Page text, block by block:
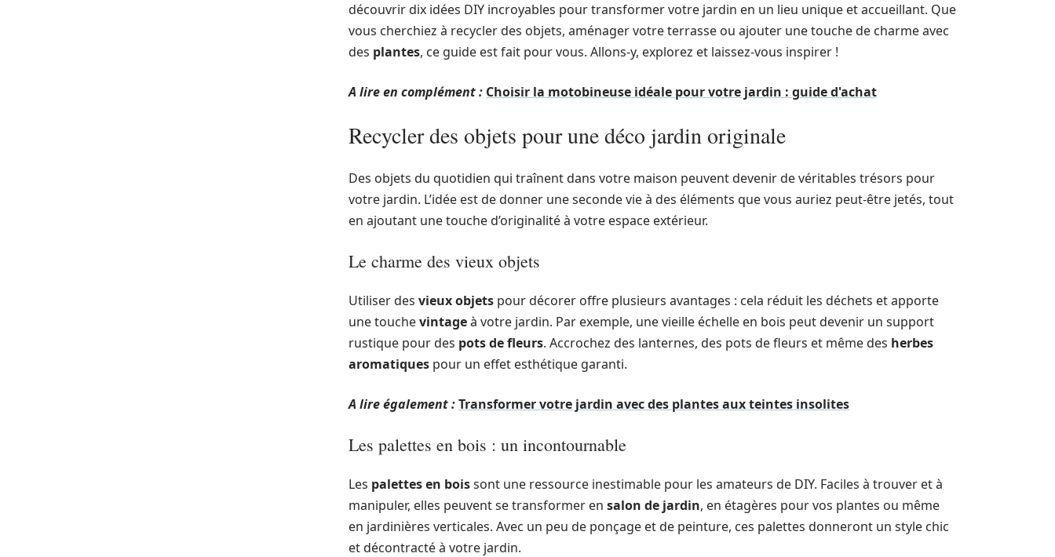
découvrir dix idées DIY incroyables pour transformer votre jardin en un lieu unique et accueillant. Que
vous cherchiez à recycler des objets, aménager votre terrasse ou ajouter une touche de charme avec
des plantes, ce guide est fait pour vous. Allons-y, explorez et laissez-vous inspirer !
A lire en complément : Choisir la motobineuse idéale pour votre jardin : guide d'achat
Recycler des objets pour une déco jardin originale
Des objets du quotidien qui traînent dans votre maison peuvent devenir de véritables trésors pour
votre jardin. L’idée est de donner une seconde vie à des éléments que vous auriez peut-être jetés, tout
en ajoutant une touche d’originalité à votre espace extérieur.
Le charme des vieux objets
Utiliser des vieux objets pour décorer offre plusieurs avantages : cela réduit les déchets et apporte
une touchevintageà votre jardin. Par exemple, une vieille échelle en bois peut devenir un support
rustique pour des pots de fleurs. Accrochez des lanternes, des pots de fleurs et même des herbes
aromatiques pour un effet esthétique garanti.
A lire également :Transformer votre jardin avec des plantes aux teintes insolites
Les palettes en bois : un incontournable
Les palettes en boissont une ressource inestimable pour les amateurs de DIY. Faciles à trouver et à
manipuler, elles peuvent se transformer en salon de jardin, en étagères pour vos plantes ou même
en jardinières verticales. Avec un peu de ponçage et de peinture, ces palettes donneront un style chic
et décontracté à votre jardin.